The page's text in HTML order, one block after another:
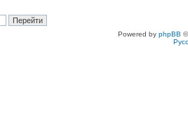
Powered by phpBB